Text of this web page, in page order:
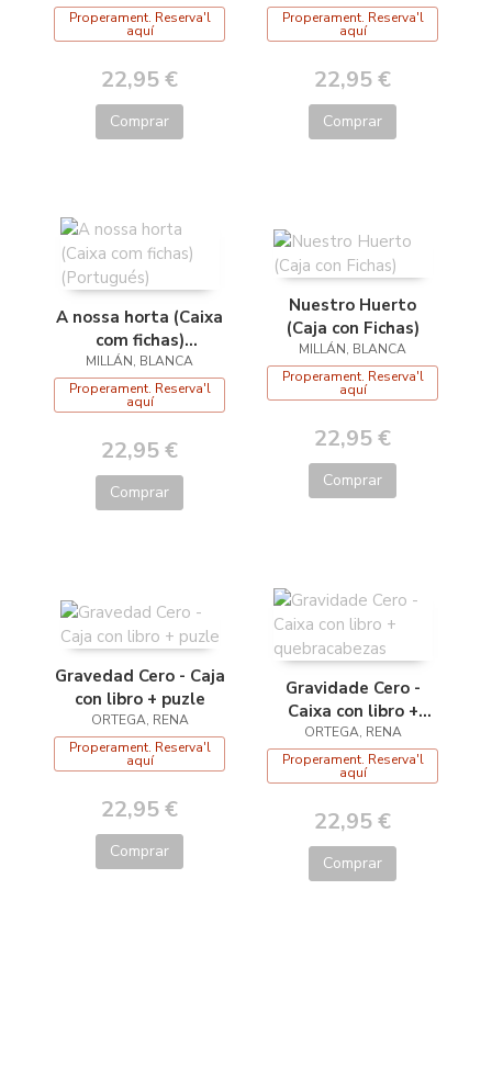
Properament. Reserva'l
aquí
22,95 €
Comprar
Properament. Reserva'l
aquí
22,95 €
Comprar
A nossa horta (Caixa
com fichas)
(Portugués)
MILLÁN, BLANCA
Properament. Reserva'l
aquí
22,95 €
Comprar
Nuestro Huerto
(Caja con Fichas)
MILLÁN, BLANCA
Properament. Reserva'l
aquí
22,95 €
Comprar
Gravedad Cero - Caja
con libro + puzle
ORTEGA, RENA
Properament. Reserva'l
aquí
22,95 €
Comprar
Gravidade Cero -
Caixa con libro +
quebracabezas
ORTEGA, RENA
Properament. Reserva'l
aquí
22,95 €
Comprar